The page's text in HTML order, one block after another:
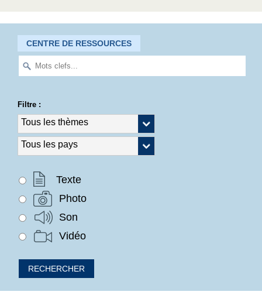
CENTRE DE RESSOURCES
Filtre :
Texte
Photo
Son
Vidéo